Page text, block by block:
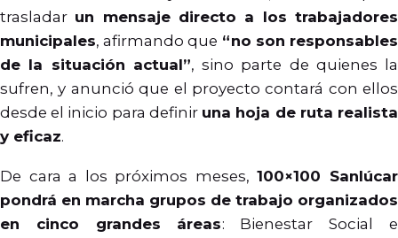
trasladar un mensaje directo a los trabajadores
municipales, afirmando que “no son responsables
de la situación actual”, sino parte de quienes la
sufren, y anunció que el proyecto contará con ellos
desde el inicio para definir una hoja de ruta realista
y eficaz.
De cara a los próximos meses,100×100 Sanlúcar
pondrá en marcha grupos de trabajo organizados
en cinco grandes áreas: Bienestar Social e